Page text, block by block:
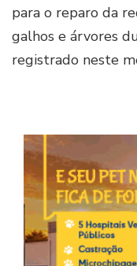
para o reparo da
galhos e árvores
registrado neste